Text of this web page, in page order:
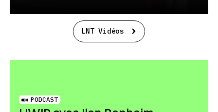
LNT Vidéos
PODCAST